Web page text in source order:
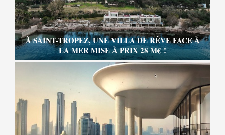
À SAINT-TROPEZ, UNE VILLA DE RÊVE FACE À
LA MER MISE À PRIX 28 M€ !